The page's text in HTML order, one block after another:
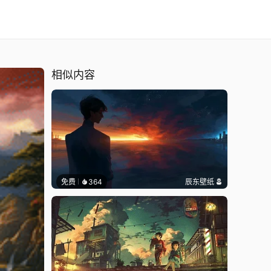
相似内容
免费 364 辰东壁纸